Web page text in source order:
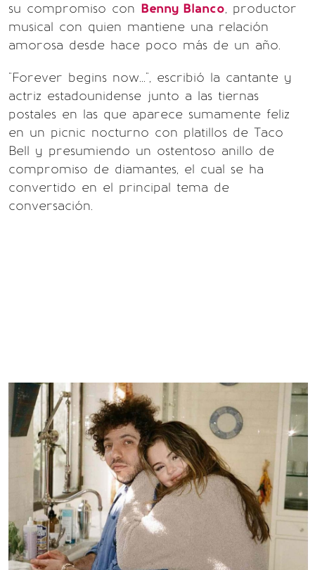
su compromiso con Benny Blanco, productor
musical con quien mantiene una relación
amorosa desde hace poco más de un año.
"Forever begins now...", escribió la cantante y
actriz estadounidense junto a las tiernas
postales en las que aparece sumamente feliz
en un picnic nocturno con platillos de Taco
Bell y presumiendo un ostentoso anillo de
compromiso de diamantes, el cual se ha
convertido en el principal tema de
conversación.